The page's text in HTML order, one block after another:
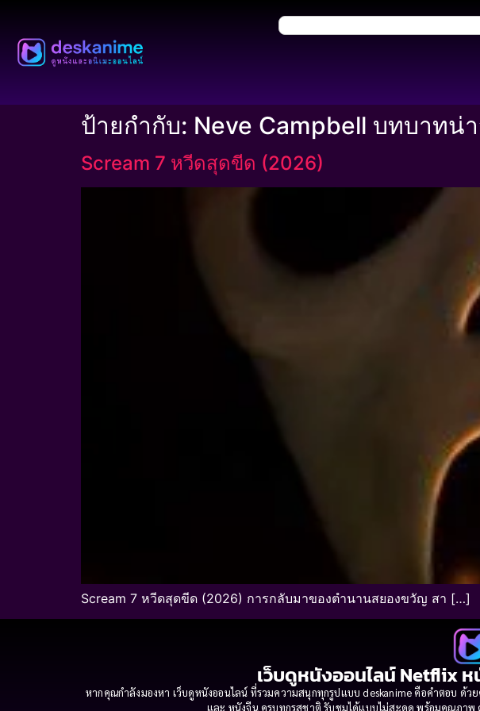
ป้ายกำกับ: Neve Campbell บทบาทน่
Scream 7 หวีดสุดขีด (2026)
Scream 7 หวีดสุดขีด (2026) การกลับมาของตำนานสยองขวัญ สา […]
เว็บดูหนังออนไลน์ Netflix ห
หากคุณกำลังมองหา เว็บดูหนังออนไลน์ ที่รวมความสนุกทุกรูปแบบ deskanime คือคำตอบ ด้
และ หนังจีน ครบทุกรสชาติ รับชมได้แบบไม่สะดุด พร้อมคุณภาพ